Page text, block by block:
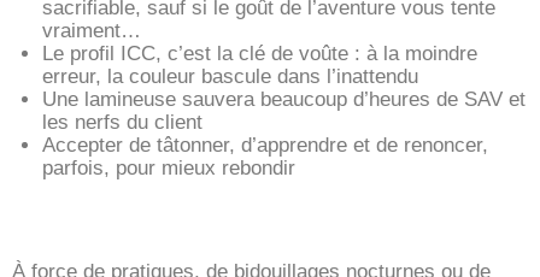
sacrifiable, sauf si le goût de l’aventure vous tente
vraiment…
Le profil ICC, c’est la clé de voûte : à la moindre
erreur, la couleur bascule dans l’inattendu
Une lamineuse sauvera beaucoup d’heures de SAV et
les nerfs du client
Accepter de tâtonner, d’apprendre et de renoncer,
parfois, pour mieux rebondir
À force de pratiques, de bidouillages nocturnes ou de